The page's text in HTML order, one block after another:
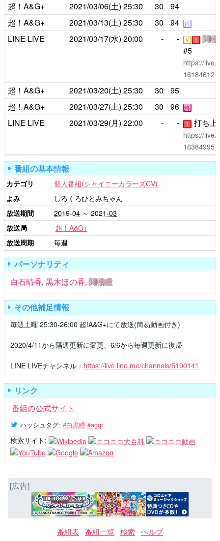
超！A&G+ 2021/03/06(土) 25:30 30
94
超！A&G+
2021/03/13(土) 25:30 30 94 再
LINE LIVE 2021/03/17(水) 20:00 - - ￥ ！
関
#5
https://
16184612
超！A&G+ 2021/03/20(土) 25:30 30
95
超！A&G+
2021/03/27(土) 25:30 30 96 終
LINE LIVE 2021/03/29(月) 22:00 - - ！ 打ち上
https://
16384995
番組の基本情報
カテゴリ
個人番組(シャイニーカラーズCV)
よみ
しろくろひとみちゃん
放送期間
2019-04 ～ 2021-03
放送局
超！A&G+
放送周期
毎週
パーソナリティ
白石晴香, 黒木ほの香,関根瞳
その他補足情報
毎週土曜 25:30-26:00 超!A&G+にて放送(簡易動画付き)
2020/4/11から隔週更新に変更、6/6から毎週更新に復帰
LINE LIVEチャンネル： https://live.line.me/channels/5190141
リンク
番組の公式サイト
ハッシュタグ: #白黒瞳 #agqr
検索サイト:
[広告]
番組表 番組一覧 検索 ヘルプ